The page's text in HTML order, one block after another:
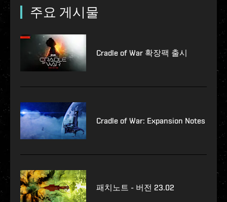
주요 게시물
Cradle of War 확장팩 출시
Cradle of War: Expansion Notes
패치노트 - 버전 23.02